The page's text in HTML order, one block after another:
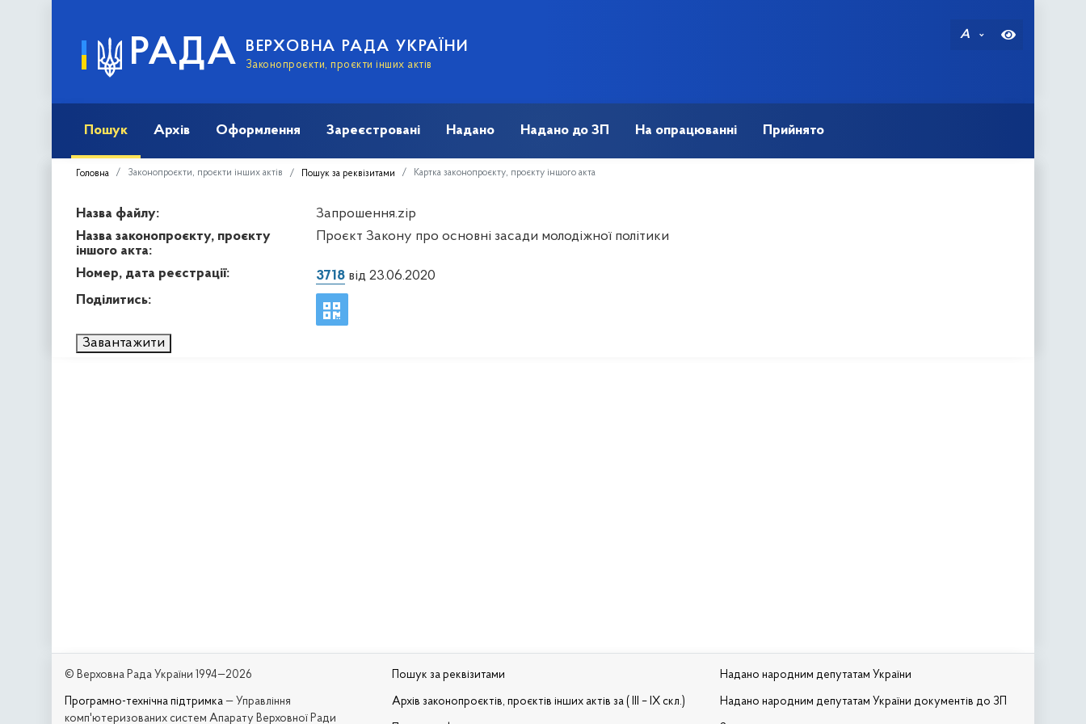
РАДА ВЕРХОВНА РАДА УКРАЇНИ
Законопроєкти, проєкти інших актів
A
Пошук Архів Оформлення Зареєстровані Надано Надано до ЗП На опрацюванні Прийнято
Головна Законопроєкти, проєкти інших актів Пошук за реквізитами Картка законопроєкту, проєкту іншого акта
Назва файлу:
Запрошення.zip
Назва законопроєкту, проєкту
іншого акта:
Проєкт Закону про основні засади молодіжної політики
Номер, дата реєстрації: 3718від 23.06.2020
Поділитись:
Завантажити
© Верховна Рада України 1994—2026
Програмно-технічна підтримка — Управління
комп'ютеризованих систем Апарату Верховної Ради
Пошук за реквізитами
Архів законопроєктів, проєктів інших актів за ( III – IX скл.)
Надано народним депутатам України
Надано народним депутатам України документів до ЗП